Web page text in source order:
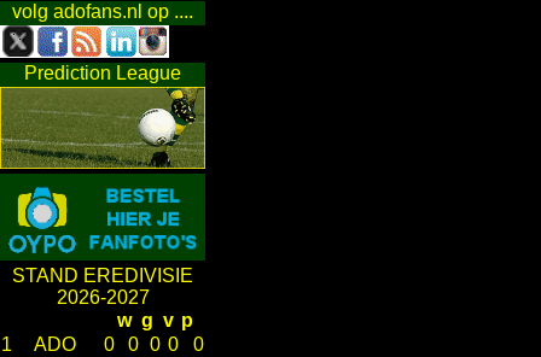
volg adofans.nl op ....
Prediction League
STAND EREDIVISIE
2026-2027
w g v p
1
ADO 0 0 0 0
0